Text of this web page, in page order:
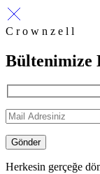
C r o w n z e l l
Bültenimize
Gönder
Herkesin gerçeğe